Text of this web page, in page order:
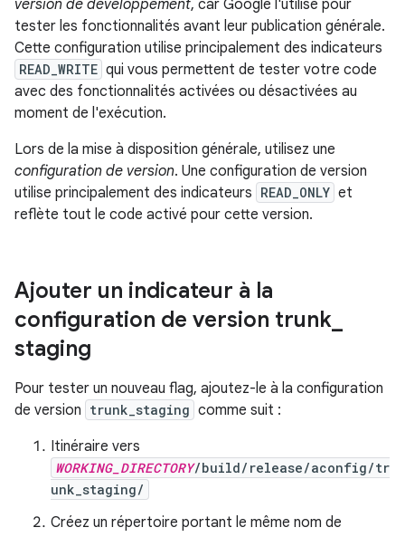
version de développement, car Google l'utilise pour
tester les fonctionnalités avant leur publication générale.
Cette configuration utilise principalement des indicateurs
READ_WRITE qui vous permettent de tester votre code
avec des fonctionnalités activées ou désactivées au
moment de l'exécution.
Lors de la mise à disposition générale, utilisez une
configuration de version. Une configuration de version
utilise principalement des indicateurs READ_ONLY et
reflète tout le code activé pour cette version.
Ajouter un indicateur à la
configuration de version trunk
staging
Pour tester un nouveau flag, ajoutez-le à la configuration
de version trunk_staging comme suit :
Itinéraire vers
WORKING_DIRECTORY/build/release/aconfig/tr
unk_staging/
Créez un répertoire portant le même nom de